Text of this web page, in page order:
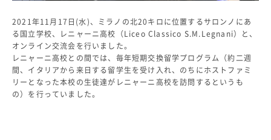
クラブ・同好会
生徒会活動
保健室
図書館
制服
2021年11月17日(水)、ミラノの北20キロに位置するサロンノにあ
る国立学校、レニャーニ高校（Liceo Classico S.M.Legnani）と、
オンライン交流会を行いました。
レニャーニ高校との間では、毎年短期交換留学プログラム（約二週
間、イタリアから来日する留学生を受け入れ、のちにホストファミ
リーとなった本校の生徒達がレニャーニ高校を訪問するというも
の）を行っていました。